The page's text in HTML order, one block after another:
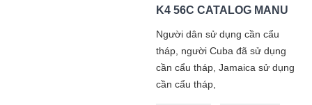
K4 56C CATALOG MANU
Người dân sử dụng cần cẩu
tháp, người Cuba đã sử dụng
cần cẩu tháp, Jamaica sử dụng
cần cẩu tháp,